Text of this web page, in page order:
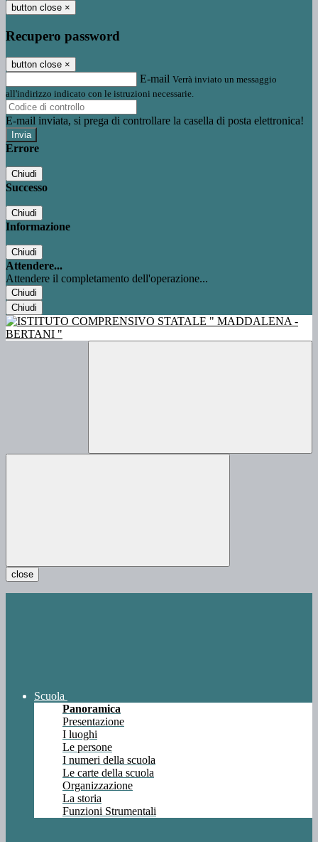
button close ×
Recupero password
button close ×
E-mail Verrà inviato un messaggio
all'indirizzo indicato con le istruzioni necessarie.
E-mail inviata, si prega di controllare la casella di posta elettronica!
Errore
Chiudi
Successo
Chiudi
Informazione
Chiudi
Attendere...
Attendere il completamento dell'operazione...
Chiudi
Chiudi
close
Scuola
Panoramica
Presentazione
I luoghi
Le persone
I numeri della scuola
Le carte della scuola
Organizzazione
La storia
Funzioni Strumentali